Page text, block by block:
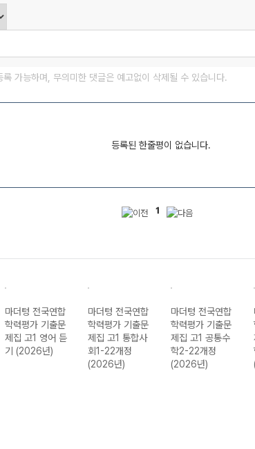
가능하며, 무의미한 댓글은 예고없이 삭제될 수 있습니다.
등록된 한줄평이 없습니다.
1
마더텅 전국연합
학력평가 기출문
제집 고1 영어 듣
기 (2026년)
마더텅 전국연합
학력평가 기출문
제집 고1 통합사
회1-22개정
(2026년)
마더텅 전국연합
학력평가 기출문
제집 고1 공통수
학2-22개정
(2026년)